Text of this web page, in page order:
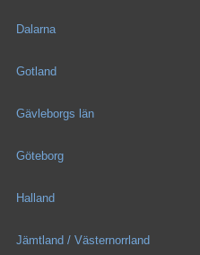
Dalarna
Gotland
Gävleborgs län
Göteborg
Halland
Jämtland / Västernorrland